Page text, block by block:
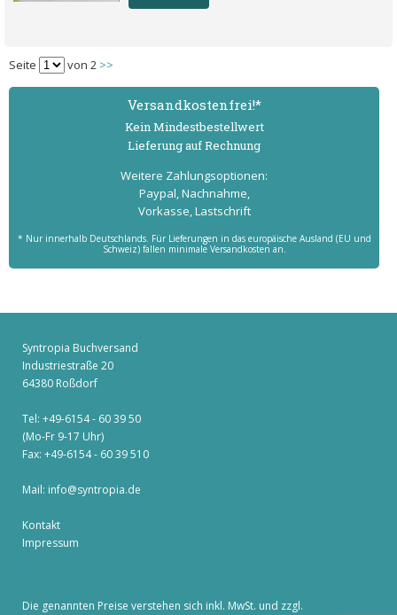
Seite von 2 >>
Versand­kostenfrei!*
Kein Mindest­bestell­wert
Lieferung auf Rechnung
Weitere Zahlungs­optionen:
Paypal, Nachnahme,
Vorkasse, Lastschrift
* Nur innerhalb Deutschlands. Für Lieferungen in das europäische Ausland (EU und
Schweiz) fallen minimale Versandkosten an.
Syntropia Buchversand
Industriestraße 20
64380 Roßdorf
Tel: +49-6154 - 60 39 50
(Mo-Fr 9-17 Uhr)
Fax: +49-6154 - 60 39 510
Mail: info@syntropia.de
Kontakt
Impressum
Die genannten Preise verstehen sich inkl. MwSt. und zzgl.